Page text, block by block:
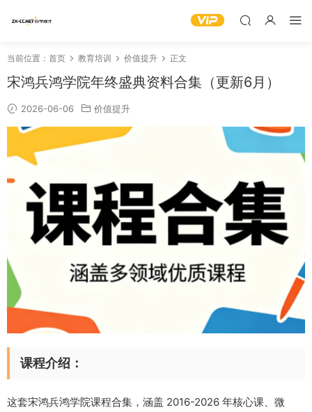
当前位置： 首页 教育培训 价值提升 正文
宋鸿兵鸿学院年终盛典资料合集（更新6月）
2026-06-06 价值提升
课程介绍：
这套宋鸿兵鸿学院课程合集，涵盖 2016-2026 年核心课、微